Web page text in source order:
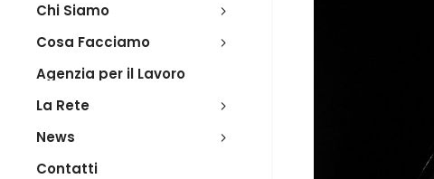
Chi Siamo
Cosa Facciamo
Agenzia per il Lavoro
La Rete
News
Contatti